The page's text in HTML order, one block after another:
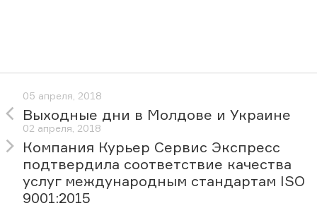
05 апреля, 2018
Выходные дни в Молдове и Украине
02 апреля, 2018
Компания Курьер Сервис Экспресс
подтвердила соответствие качества
услуг международным стандартам ISO
9001:2015